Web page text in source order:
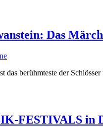
Das
das berühmteste der
FESTIVALS in